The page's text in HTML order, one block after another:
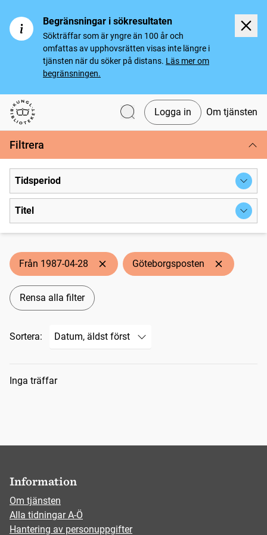
Begränsningar i sökresultaten
Sökträffar som är yngre än 100 år och
omfattas av upphovsrätten visas inte längre i
tjänsten när du söker på distans. Läs mer om
begränsningen.
Svenska tidningar
Logga in Om tjänsten
Filtrera
Tidsperiod
Titel
Från 1987-04-28 Göteborgsposten
Rensa alla filter
Sortera:
Sökresultat
Inga träffar
Information
Om tjänsten
Alla tidningar A-Ö
Hantering av personuppgifter